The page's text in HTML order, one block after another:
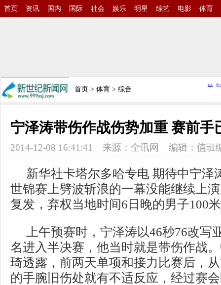
首页 资讯 国内 国际 社会 娱乐 明星 综艺 电影 体育
首页 > 体育 > 综合
宁泽涛带伤作战伤势加重 赛前手
2014-12-08 16:41:41 来源：全讯网 编辑：值班
新华社卡塔尔多哈专电 期待中宁泽
世锦赛上劈波斩浪的一幕没能继续上
复发，弃权当地时间6日晚的男子100
上午预赛时，宁泽涛以46秒76改写
名进入半决赛，他当时就是带伤作战
琦透露，前两天单项和接力比赛后，
的手腕旧伤处就有不适反应，经过赛